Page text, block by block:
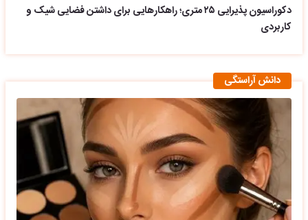
دکوراسیون پذیرایی ۲۵ متری؛ راهکارهایی برای داشتن فضایی شیک و
کاربردی
دانش آراستگی